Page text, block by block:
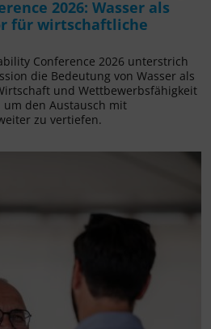
2026: Wasser als
für wirtschaftliche
Conference 2026 unterstrich
die Bedeutung von Wasser als
und Wettbewerbsfähigkeit
den Austausch mit
zu vertiefen.